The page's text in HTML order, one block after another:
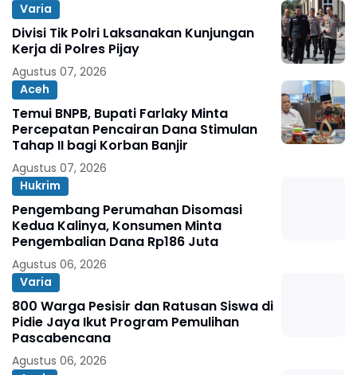
Varia
Divisi Tik Polri Laksanakan Kunjungan
Kerja di Polres Pijay
Agustus 07, 2026
Aceh
Temui BNPB, Bupati Farlaky Minta
Percepatan Pencairan Dana Stimulan
Tahap II bagi Korban Banjir
Agustus 07, 2026
Hukrim
Pengembang Perumahan Disomasi
Kedua Kalinya, Konsumen Minta
Pengembalian Dana Rp186 Juta
Agustus 06, 2026
Varia
800 Warga Pesisir dan Ratusan Siswa di
Pidie Jaya Ikut Program Pemulihan
Pascabencana
Agustus 06, 2026